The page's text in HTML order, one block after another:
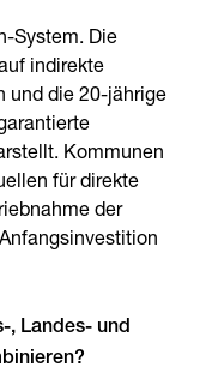
System. Die
indirekte
und die 20-jährige
Kommunen
für direkte
der
, Landes- und